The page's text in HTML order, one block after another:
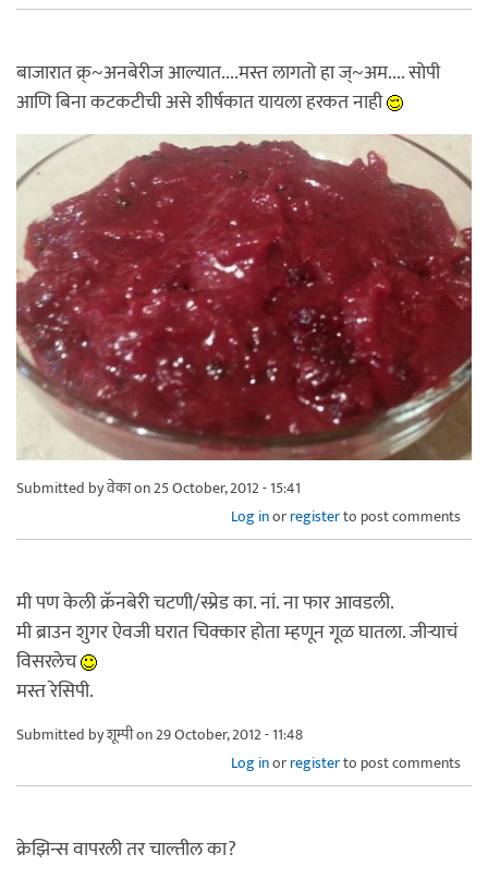
बाजारात क्र्~अनबेरीज आल्यात....मस्त लागतो हा ज्~अम.... सोपी
आणि बिना कटकटीची असे शीर्षकात यायला हरकत नाही
Submitted byवेकाon 25 October, 2012 - 15:41
Log inorregisterto post comments
मी पण केली क्रॅनबेरी चटणी/स्प्रेड का. नां. ना फार आवडली.
मी ब्राउन शुगर ऐवजी घरात चिक्कार होता म्हणून गूळ घातला. जीर्‍याचं
विसरलेच
मस्त रेसिपी.
Submitted byशूम्पीon 29 October, 2012 - 11:48
Log inorregisterto post comments
क्रेझिन्स वापरली तर चाल्तील का?